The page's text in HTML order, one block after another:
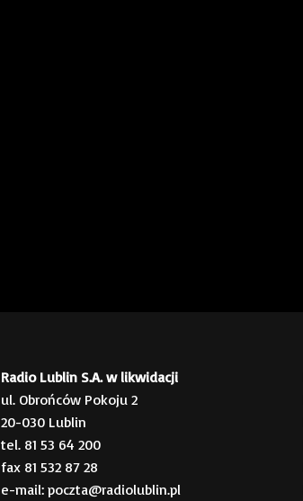
Radio Lublin S.A. w likwidacji
ul. Obrońców Pokoju 2
20-030 Lublin
tel. 81 53 64 200
fax 81 532 87 28
e-mail: poczta@radiolublin.pl